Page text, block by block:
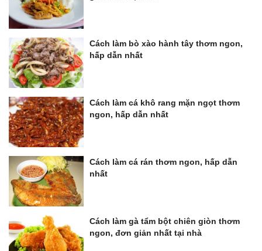
Cách làm bò xào hành tây thơm ngon,
hấp dẫn nhất
Cách làm cá khô rang mặn ngọt thơm
ngon, hấp dẫn nhất
Cách làm cá rán thơm ngon, hấp dẫn
nhất
Cách làm gà tẩm bột chiên giòn thơm
ngon, đơn giản nhất tại nhà